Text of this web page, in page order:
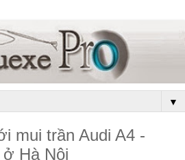
▼
mui trần Audi A4 -
Hà Nội